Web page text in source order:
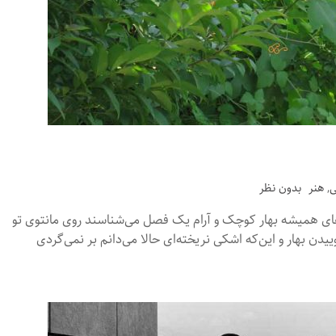
,هنر بدون نظر
همیشه بهار کوچک و آرام یک فصل می‌شناسند روی مانتوی تو
بهار و این‌که اشکی نریخته‌ای حالا می‌دانم بر نمی‌گردی